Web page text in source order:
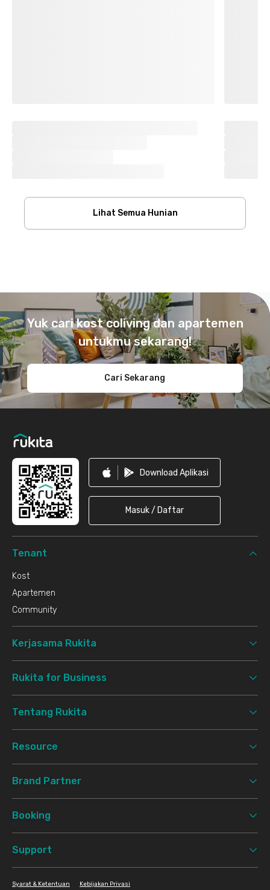
Lihat Semua Hunian
Yuk cari kost coliving dan apartemen
untukmu sekarang!
Cari Sekarang
Download Aplikasi
Masuk / Daftar
Tenant
Kost
Apartemen
Community
Kerjasama Rukita
Rukita for Business
Tentang Rukita
Resource
Brand Partner
Booking
Support
Syarat & Ketentuan Kebijakan Privasi